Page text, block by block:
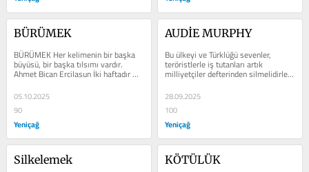
BÜRÜMEK
BÜRÜMEK Her kelimenin bir başka
büyüsü, bir başka tılsımı vardır.
Ahmet Bican Ercilasun İki haftadır
05.10.2025
90
Yeniçağ
AUDİE MURPHY
Bu ülkeyi ve Türklüğü sevenler,
teröristlerle iş tutanları artık
milliyetçiler defterinden silmelidirler.
Düşmanla iş birliği edene...
28.09.2025
100
Yeniçağ
Silkelemek KÖTÜLÜK